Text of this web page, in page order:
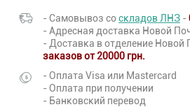
- Самовывоз соскладов ЛНЗ -
- Адресная доставка Новой
- Доставка в отделение Новой
заказов от 20000 грн.
- Оплата Visa или Mastercard
- Оплата при получении
- Банковский перевод